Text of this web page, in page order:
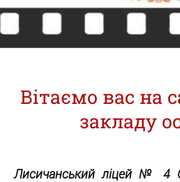
Вітаємо вас на
закладу
Лисичанський ліцей № 4